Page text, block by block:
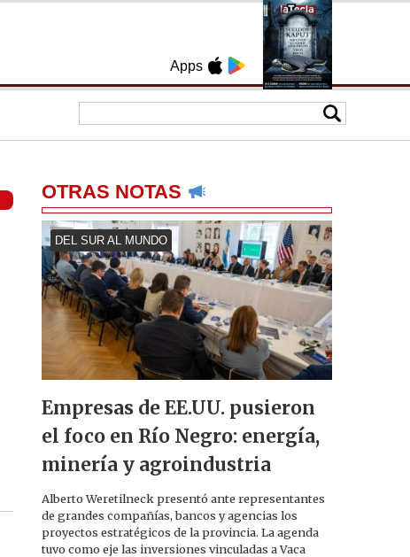
Apps
OTRAS NOTAS
DEL SUR AL MUNDO
Empresas de EE.UU. pusieron
el foco en Río Negro: energía,
minería y agroindustria
Alberto Weretilneck presentó ante representantes
de grandes compañías, bancos y agencias los
proyectos estratégicos de la provincia. La agenda
tuvo como eje las inversiones vinculadas a Vaca